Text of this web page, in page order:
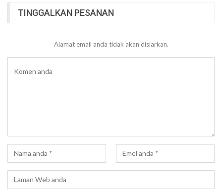
TINGGALKAN PESANAN
Alamat email anda tidak akan disiarkan.